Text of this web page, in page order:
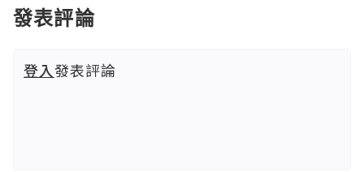
發表評論
登入發表評論